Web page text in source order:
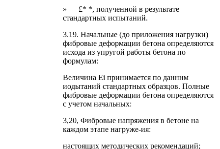
» — £* *, полученной в результате
стандартных испытаний.
3.19. Начальные (до приложения нагрузки)
фибровые деформации бетона определяются
исхода из упругой работы бетона по
формулам:
Величина Еi принимается по данннм
иодытаний стандартных образцов. Полные
фибровые деформации бетона определяются
с учетом начальных:
3,20, Фибровые напряжения в бетоне на
каждом этапе нагруже-ия:
настоящих методических рекомендаций;